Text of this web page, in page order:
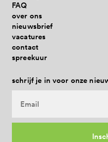
Gilden
Sint
FAQ
over ons
nieuwsbrief
vacatures
contact
spreekuur
schrijf je in voor onze